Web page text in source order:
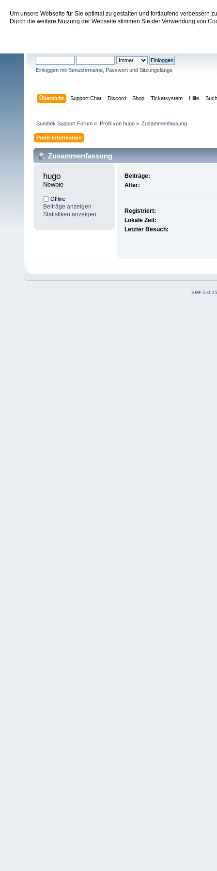
Um unsere Webseite für Sie optimal zu gestalten und fortlaufend verbessern
Durch die weitere Nutzung der Webseite stimmen Sie der Verwendung von
Sundtek Support Forum
Einloggen mit Benutzername, Passwort und Sitzungslänge
Übersicht Support Chat Discord Shop Ticketsystem Hilfe
Sundtek Support Forum » Profil von hugo» Zusammenfassung
Profil-Information
Zusammenfassung
hugo
Newbie
Offline
Beiträge anzeigen
Statistiken anzeigen
Beiträge:
Alter:
Registriert:
Lokale Zeit:
Letzter Besuch:
SMF 2.0.15